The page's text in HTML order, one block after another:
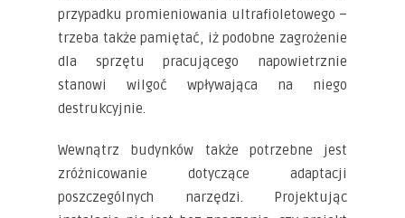
przypadku promieniowania ultrafioletowego –
trzeba także pamiętać, iż podobne zagrożenie
dla sprzętu pracującego napowietrznie
stanowi wilgoć wpływająca na niego
destrukcyjnie.
Wewnątrz budynków także potrzebne jest
zróżnicowanie dotyczące adaptacji
poszczególnych narzędzi. Projektując